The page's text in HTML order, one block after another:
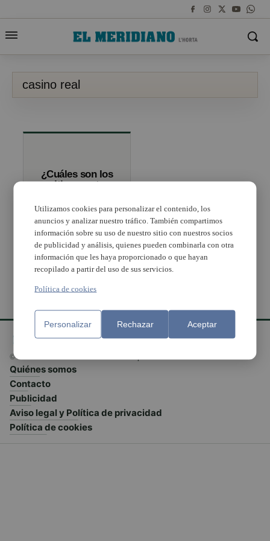
casino real
¿Cuáles son los
sitios que te
con dinero real?
© El Meridiano L'Horta 2026 - Valencia - España
Quiénes somos
Contacto
Publicidad
Aviso legal y Política de privacidad
Política de cookies
Utilizamos cookies para personalizar el contenido, los
anuncios y analizar nuestro tráfico. También compartimos
información sobre su uso de nuestro sitio con nuestros socios
de publicidad y análisis, quienes pueden combinarla con otra
información que les haya proporcionado o que hayan
recopilado a partir del uso de sus servicios.
Política de cookies
Personalizar Rechazar Aceptar